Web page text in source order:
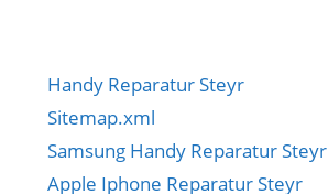
Handy Reparatur Steyr
Sitemap.xml
Samsung Handy Reparatur Steyr
Apple Iphone Reparatur Steyr